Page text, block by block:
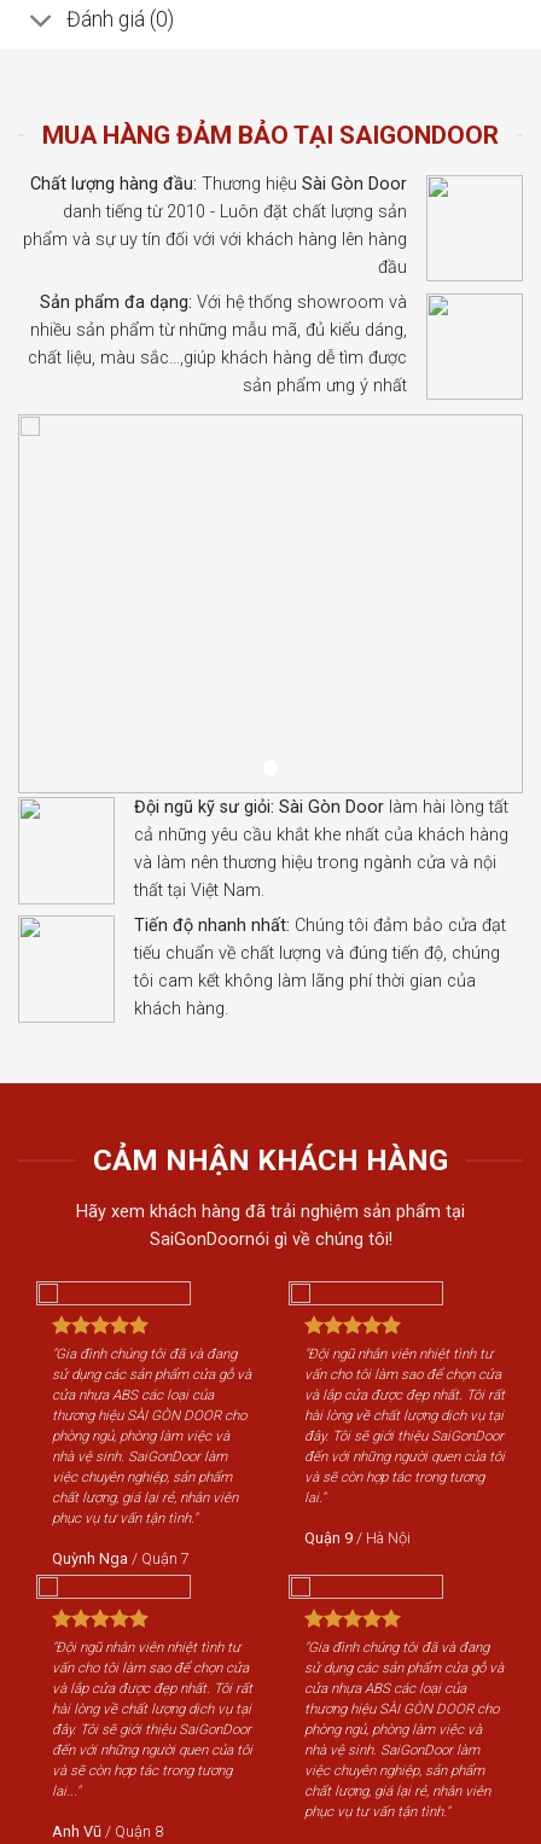
Đánh giá (0)
MUA HÀNG ĐẢM BẢO TẠI SAIGONDOOR
Chất lượng hàng đầu: Thương hiệu Sài Gòn Door
danh tiếng từ 2010 - Luôn đặt chất lượng sản
phẩm và sự uy tín đối với với khách hàng lên hàng
đầu
Sản phẩm đa dạng: Với hệ thống showroom và
nhiều sản phẩm từ những mẫu mã, đủ kiểu dáng,
chất liệu, màu sắc…,giúp khách hàng dễ tìm được
sản phẩm ưng ý nhất
Đội ngũ kỹ sư giỏi: Sài Gòn Door làm hài lòng tất
cả những yêu cầu khắt khe nhất của khách hàng
và làm nên thương hiệu trong ngành cửa và nội
thất tại Việt Nam.
Tiến độ nhanh nhất: Chúng tôi đảm bảo cửa đạt
tiếu chuẩn về chất lượng và đúng tiến độ, chúng
tôi cam kết không làm lãng phí thời gian của
khách hàng.
CẢM NHẬN KHÁCH HÀNG
Hãy xem khách hàng đã trải nghiệm sản phẩm tại
SaiGonDoornói gì về chúng tôi!
"Gia đình chúng tôi đã và đang
sử dụng các sản phẩm cửa gỗ và
cửa nhựa ABS các loại của
thương hiệu SÀI GÒN DOOR cho
phòng ngủ, phòng làm việc và
nhà vệ sinh. SaiGonDoor làm
việc chuyên nghiệp, sản phẩm
chất lượng, giá lại rẻ, nhân viên
phục vụ tư vấn tận tình."
Quỳnh Nga / Quận 7
"Đội ngũ nhân viên nhiệt tình tư
vấn cho tôi làm sao để chọn cửa
và lắp cửa được đẹp nhất. Tôi rất
hài lòng về chất lượng dịch vụ tại
đây. Tôi sẽ giới thiệu SaiGonDoor
đến với những người quen của tôi
và sẽ còn hợp tác trong tương
lai."
Quận 9 / Hà Nội
"Đội ngũ nhân viên nhiệt tình tư
vấn cho tôi làm sao để chọn cửa
và lắp cửa được đẹp nhất. Tôi rất
hài lòng về chất lượng dịch vụ tại
đây. Tôi sẽ giới thiệu SaiGonDoor
đến với những người quen của tôi
và sẽ còn hợp tác trong tương
lai..."
Anh Vũ / Quận 8
"Gia đình chúng tôi đã và đang
sử dụng các sản phẩm cửa gỗ và
cửa nhựa ABS các loại của
thương hiệu SÀI GÒN DOOR cho
phòng ngủ, phòng làm việc và
nhà vệ sinh. SaiGonDoor làm
việc chuyên nghiệp, sản phẩm
chất lượng, giá lại rẻ, nhân viên
phục vụ tư vấn tận tình."